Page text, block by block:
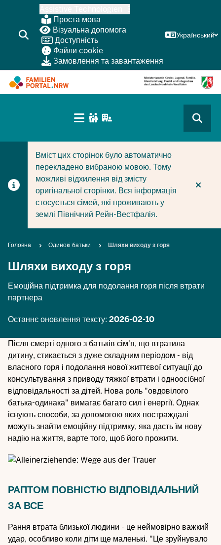
основного
змісту
Проста мова
Візуальна допомога
Доступність
Файли cookie
Замовлення та завантаження
Український
CURRENT SECTION ДЛЯ КОМПАНІЙ/
CURRENT SECTION ДЛЯ СІМЕЙ
(BÜRGERBEREICH
Вміст цих сторінок було автоматично
перекладено вибраною мовою. Тому
можливі відхилення від змісту
оригінальної сторінки. Вся інформація
стосується сімей, які проживають у
землі Північний Рейн-Вестфалія.
Breadcrumb
Головна Одинокі батьки Шляхи виходу з горя
Шляхи виходу з горя
Емоційна підтримка для подолання горя після втрати
партнера
Останнє оновлення тексту: 2026-02-10
Після смерті одного з батьків сім'я, що втратила
дитину, стикається з дуже складним періодом - від
власного горя і подолання нової життєвої ситуації до
консультування з приводу тяжкої втрати і одноосібної
відповідальності за дітей. Нова роль "овдовілого
батька-одинака" вимагає багато сил і енергії. Однак
існують способи, за допомогою яких постраждалі
можуть знайти емоційну підтримку, яка дасть їм нову
надію на життя, варте того, щоб його прожити.
РАПТОМ ПОВНІСТЮ ВІДПОВІДАЛЬНИЙ
ЗА ВСЕ
Рання втрата близької людини - це неймовірно важкий
удар, особливо коли діти ще маленькі. "Це зруйнувало